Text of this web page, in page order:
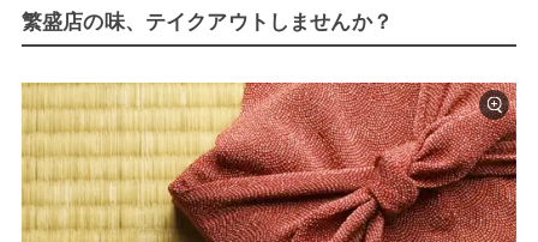
繁盛店の味、テイクアウトしませんか？